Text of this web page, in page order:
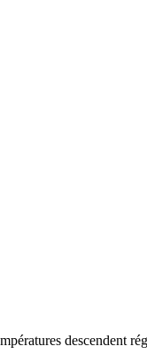
descendent